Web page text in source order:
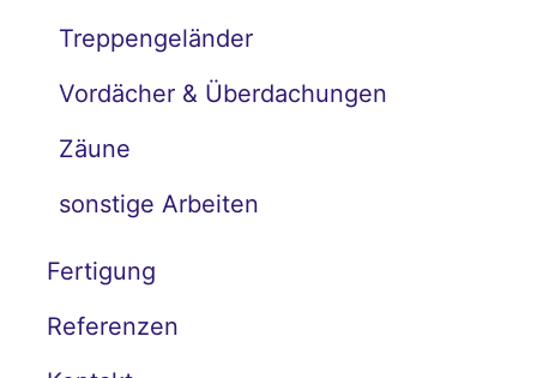
Treppengeländer
Vordächer & Überdachungen
Zäune
sonstige Arbeiten
Fertigung
Referenzen